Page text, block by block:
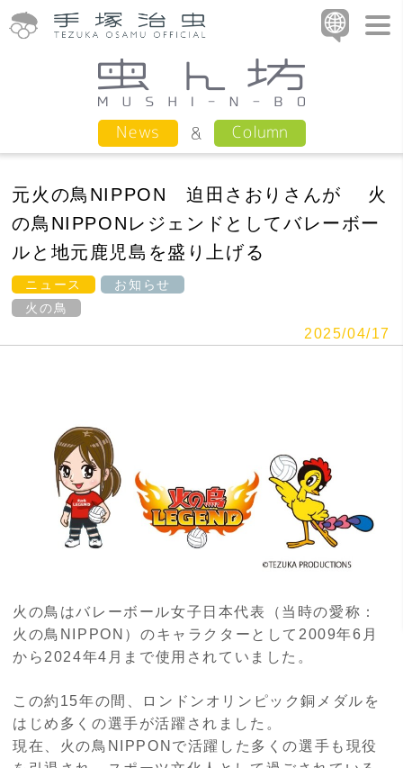
News Column
元火の鳥NIPPON 迫田さおりさんが 火
の鳥NIPPONレジェンドとしてバレーボー
ルと地元鹿児島を盛り上げる
ニュース
お知らせ
火の鳥
2025/04/17
火の鳥はバレーボール女子日本代表（当時の愛称：
火の鳥 NIPPON ）のキャラクターとして2009年6月
から2024年4月まで使用されていました。
この約15年の間、ロンドンオリンピック銅メダルを
はじめ多くの選手が活躍されました。
現在、火の鳥 NIPPON で活躍した多くの選手も現役